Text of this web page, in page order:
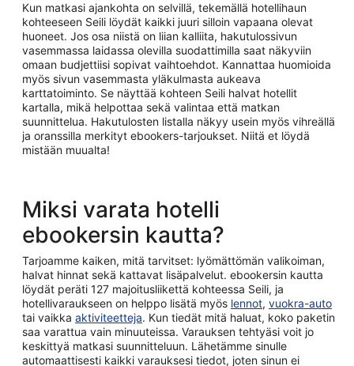
Kun matkasi ajankohta on selvillä, tekemällä hotellihaun
kohteeseen Seili löydät kaikki juuri silloin vapaana olevat
huoneet. Jos osa niistä on liian kalliita, hakutulossivun
vasemmassa laidassa olevilla suodattimilla saat näkyviin
omaan budjettiisi sopivat vaihtoehdot. Kannattaa huomioida
myös sivun vasemmasta yläkulmasta aukeava
karttatoiminto. Se näyttää kohteen Seili halvat hotellit
kartalla, mikä helpottaa sekä valintaa että matkan
suunnittelua. Hakutulosten listalla näkyy usein myös vihreällä
ja oranssilla merkityt ebookers-tarjoukset. Niitä et löydä
mistään muualta!
Miksi varata hotelli
ebookersin kautta?
Tarjoamme kaiken, mitä tarvitset: lyömättömän valikoiman,
halvat hinnat sekä kattavat lisäpalvelut. ebookersin kautta
löydät peräti 127 majoitusliikettä kohteessa Seili, ja
hotellivaraukseen on helppo lisätä myös lennot, vuokra-auto
tai vaikka aktiviteetteja. Kun tiedät mitä haluat, koko paketin
saa varattua vain minuuteissa. Varauksen tehtyäsi voit jo
keskittyä matkasi suunnitteluun. Lähetämme sinulle
automaattisesti kaikki varauksesi tiedot, joten sinun ei